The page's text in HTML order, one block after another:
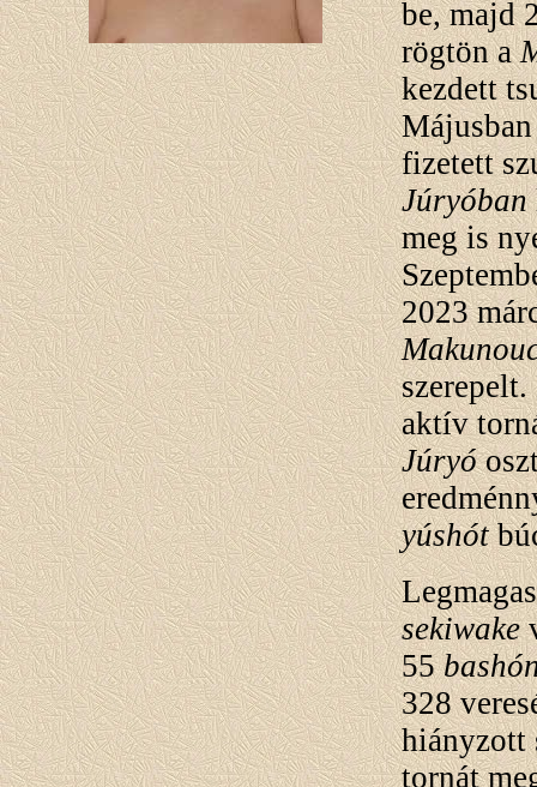
be, majd
rögtön a
kezdett
fizetett
Júryóban
meg is
2023
aktív
Júryó
yúshót
sekiwake
55
328
hiányzott
tornát